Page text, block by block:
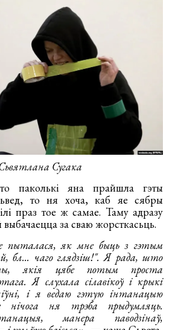
Сугака
паколькі яна прайшла гэты
то ня хоча, каб яе сябры
праз тое ж самае. Таму адразу
за сваю жорсткасьць.
як мне быць з гэтым
бл... чаго глядзіш!". Я рада, што
якія цябе потым проста
Я слухала сілавікоў і крыкі
і я ведаю гэтую інтанацыю
ня трэба прыдумляць.
манера паводзінаў,